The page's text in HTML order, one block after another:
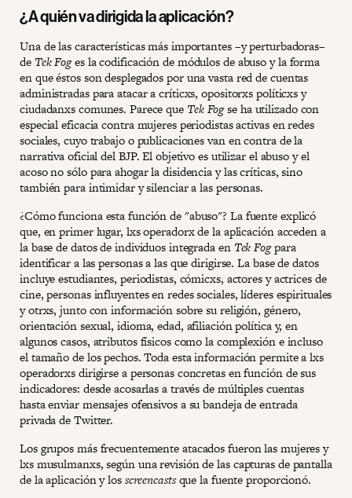
¿A quién va dirigida la aplicación?
Una de las características más importantes –y perturbadoras–
de Tek Foges la codificación de módulos de abuso y la forma
en que éstos son desplegados por una vasta red de cuentas
administradas para atacar a críticxs, opositorxs políticxs y
ciudadanxs comunes. Parece que Tek Fogse ha utilizado con
especial eficacia contra mujeres periodistas activas en redes
sociales, cuyo trabajo o publicaciones van en contra de la
narrativa oficial del BJP. El objetivo es utilizar el abuso y el
acoso no sólo para ahogar la disidencia y las críticas, sino
también para intimidar y silenciar a las personas.
¿Cómo funciona esta función de "abuso"? La fuente explicó
que, en primer lugar, lxs operadorx de la aplicación acceden a
la base de datos de individuos integrada en Tek Fogpara
identificar a las personas a las que dirigirse. La base de datos
incluye estudiantes, periodistas, cómicxs, actores y actrices de
cine, personas influyentes en redes sociales, líderes espirituales
y otrxs, junto con información sobre su religión, género,
orientación sexual, idioma, edad, afiliación política y, en
algunos casos, atributos físicos como la complexión e incluso
el tamaño de los pechos. Toda esta información permite a lxs
operadorxs dirigirse a personas concretas en función de sus
indicadores: desde acosarlas a través de múltiples cuentas
hasta enviar mensajes ofensivos a su bandeja de entrada
privada de Twitter.
Los grupos más frecuentemente atacados fueron las mujeres y
lxs musulmanxs, según una revisión de las capturas de pantalla
de la aplicación y losscreencastsque la fuente proporcionó.